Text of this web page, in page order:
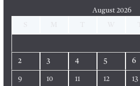
August 2026
2 3 4 5 6
9 10 11 12 13